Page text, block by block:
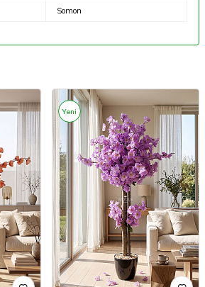
Somon
Yeni